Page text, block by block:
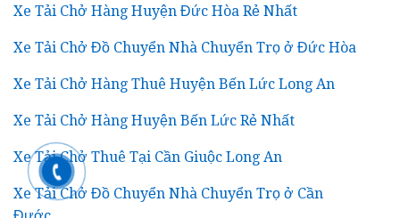
Xe Tải Chở Hàng Huyện Đức Hòa Rẻ Nhất
Xe Tải Chở Đồ Chuyển Nhà Chuyển Trọ ở Đức Hòa
Xe Tải Chở Hàng Thuê Huyện Bến Lức Long An
Xe Tải Chở Hàng Huyện Bến Lức Rẻ Nhất
Xe Tải Chở Thuê Tại Cần Giuộc Long An
Xe Tải Chở Đồ Chuyển Nhà Chuyển Trọ ở Cần